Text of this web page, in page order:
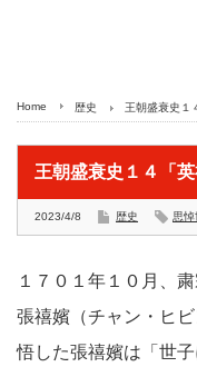
Home 歴史 王朝盛衰史１
王朝盛衰史１４「
2023/4/8 歴史 思
１７０１年１０月、
張禧嬪（チャン・ヒ
悟した張禧嬪は「世